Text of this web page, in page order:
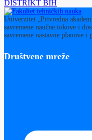
DISTRIKT BIH
Univerzitet „Privredna
savremene naučne tokove i
savremene nastavne planove i
Društvene mreže